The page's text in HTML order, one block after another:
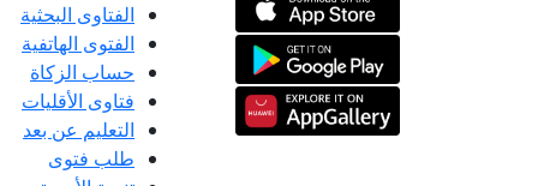
الفتاوى البحثية
الفتوى الهاتفية
حساب الزكاة
فتاوى الأقليات
التعليم عن بعد
طلب فتوى